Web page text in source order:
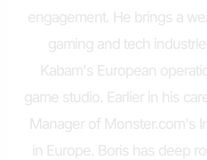
engagement. He brings a
gaming and tech
Kabam's European
game studio. Earlier in his
Manager of Monster.com's
in Europe. Boris has deep